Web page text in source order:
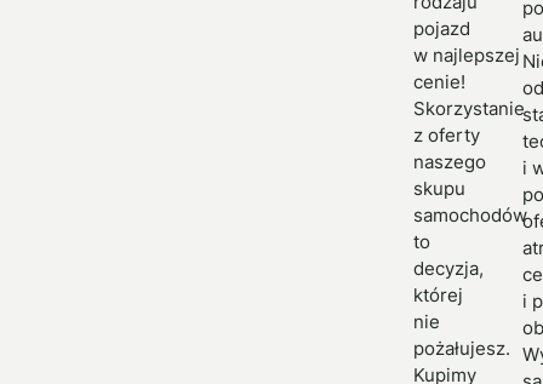
pojazd
w najlepszej
cenie!
Skorzystanie
z oferty
naszego
skupu
samochodów
to
decyzja,
której
nie
pożałujesz.
Kupimy
od
i
i